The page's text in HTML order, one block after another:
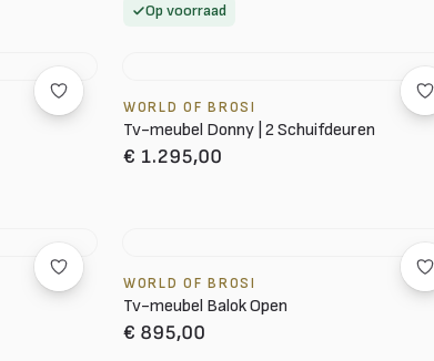
Op voorraad
WORLD OF BROSI
Tv-meubel Donny | 2 Schuifdeuren
€ 1.295,00
WORLD OF BROSI
Tv-meubel Balok Open
€ 895,00